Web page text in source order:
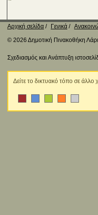
Αρχική σελίδα Γενικά
© 2026 Δημοτική Πινακοθήκη
Σχεδιασμός και Ανάπτυξη
Δείτε το δικτυακό τόπο σε άλλο